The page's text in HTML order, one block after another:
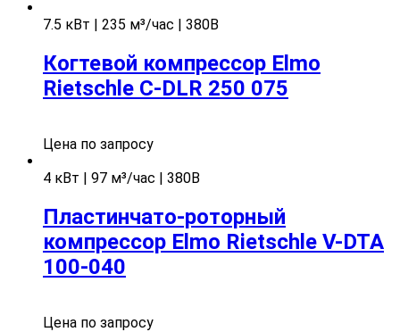
7.5 кВт | 235 м³/час | 380В
Когтевой компрессор Elmo
Rietschle C-DLR 250 075
Цена по запросу
4 кВт | 97 м³/час | 380В
Пластинчато-роторный
компрессор Elmo Rietschle V-DTA
100-040
Цена по запросу